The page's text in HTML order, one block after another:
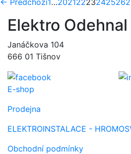
← Předchozí1…20212223242526
Elektro Odehnal
Janáčkova 104
666 01 Tišnov
E-shop
Prodejna
ELEKTROINSTALACE -
Obchodní podmínky